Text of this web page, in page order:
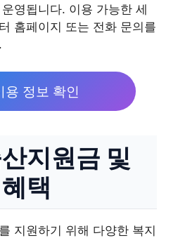
영됩니다. 이용 가능한 세
홈페이지 또는 전화 문의를
용 정보 확인
지원금 및
택
지원하기 위해 다양한 복지